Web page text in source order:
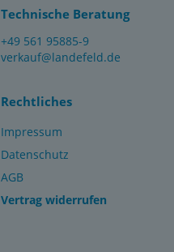
Technische Beratung
+49 561 95885-9
verkauf@landefeld.de
Rechtliches
Impressum
Datenschutz
AGB
Vertrag widerrufen